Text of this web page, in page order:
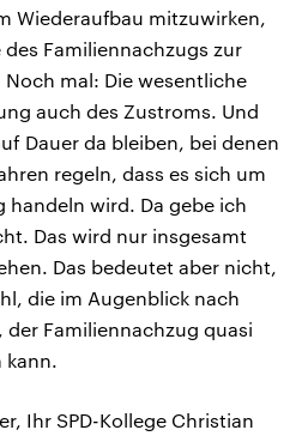
Wiederaufbau mitzuwirken,
Familiennachzugs zur
mal: Die wesentliche
auch des Zustroms. Und
Dauer da bleiben, bei denen
regeln, dass es sich um
handeln wird. Da gebe ich
Das wird nur insgesamt
Das bedeutet aber nicht,
die im Augenblick nach
Familiennachzug quasi
kann.
Ihr SPD-Kollege Christian